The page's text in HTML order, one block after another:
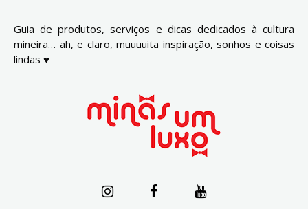
Guia de produtos, serviços e dicas dedicados à cultura
mineira… ah, e claro, muuuuita inspiração, sonhos e coisas
lindas ♥